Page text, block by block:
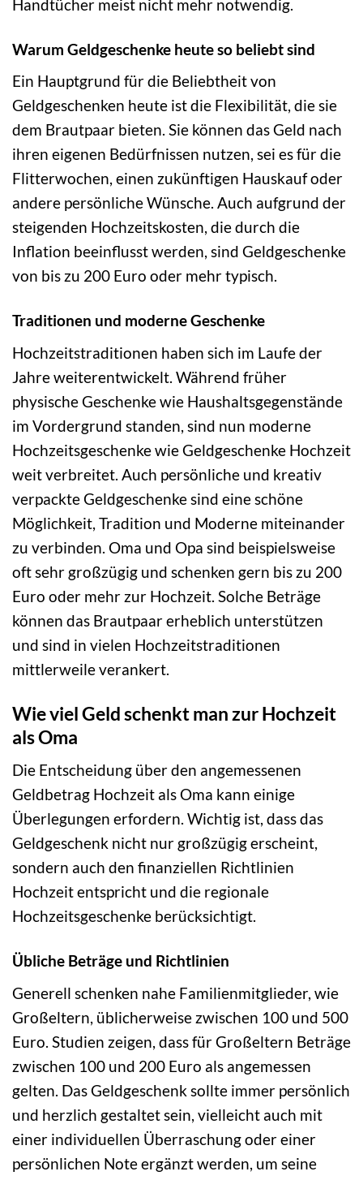
Handtücher meist nicht mehr notwendig.
Warum Geldgeschenke heute so beliebt sind
Ein Hauptgrund für die Beliebtheit von
Geldgeschenken heute ist die Flexibilität, die sie
dem Brautpaar bieten. Sie können das Geld nach
ihren eigenen Bedürfnissen nutzen, sei es für die
Flitterwochen, einen zukünftigen Hauskauf oder
andere persönliche Wünsche. Auch aufgrund der
steigenden Hochzeitskosten, die durch die
Inflation beeinflusst werden, sind Geldgeschenke
von bis zu 200 Euro oder mehr typisch.
Traditionen und moderne Geschenke
Hochzeitstraditionen haben sich im Laufe der
Jahre weiterentwickelt. Während früher
physische Geschenke wie Haushaltsgegenstände
im Vordergrund standen, sind nun moderne
Hochzeitsgeschenke wie Geldgeschenke Hochzeit
weit verbreitet. Auch persönliche und kreativ
verpackte Geldgeschenke sind eine schöne
Möglichkeit, Tradition und Moderne miteinander
zu verbinden. Oma und Opa sind beispielsweise
oft sehr großzügig und schenken gern bis zu 200
Euro oder mehr zur Hochzeit. Solche Beträge
können das Brautpaar erheblich unterstützen
und sind in vielen Hochzeitstraditionen
mittlerweile verankert.
Wie viel Geld schenkt man zur Hochzeit
als Oma
Die Entscheidung über den angemessenen
Geldbetrag Hochzeit als Oma kann einige
Überlegungen erfordern. Wichtig ist, dass das
Geldgeschenk nicht nur großzügig erscheint,
sondern auch den finanziellen Richtlinien
Hochzeit entspricht und die regionale
Hochzeitsgeschenke berücksichtigt.
Übliche Beträge und Richtlinien
Generell schenken nahe Familienmitglieder, wie
Großeltern, üblicherweise zwischen 100 und 500
Euro. Studien zeigen, dass für Großeltern Beträge
zwischen 100 und 200 Euro als angemessen
gelten. Das Geldgeschenk sollte immer persönlich
und herzlich gestaltet sein, vielleicht auch mit
einer individuellen Überraschung oder einer
persönlichen Note ergänzt werden, um seine